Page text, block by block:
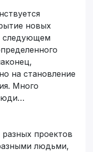
новых
следующем
на становление
Много
проектов
людьми,